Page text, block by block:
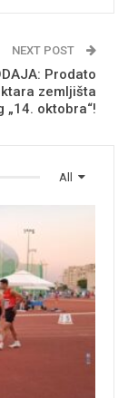
NEXT POST
Prodato
zemljišta
„14. oktobra“!
All